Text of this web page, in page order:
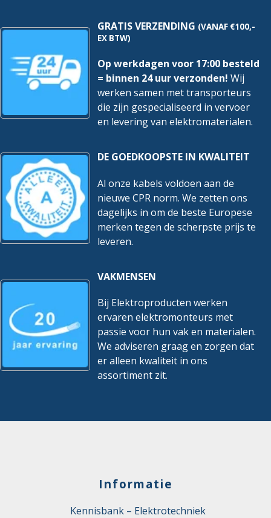
GRATIS VERZENDING (VANAF €100,-
EX BTW)
Op werkdagen voor 17:00 besteld
= binnen 24 uur verzonden! Wij
werken samen met transporteurs
die zijn gespecialiseerd in vervoer
en levering van elektromaterialen.
DE GOEDKOOPSTE IN KWALITEIT
Al onze kabels voldoen aan de
nieuwe CPR norm. We zetten ons
dagelijks in om de beste Europese
merken tegen de scherpste prijs te
leveren.
VAKMENSEN
Bij Elektroproducten werken
ervaren elektromonteurs met
passie voor hun vak en materialen.
We adviseren graag en zorgen dat
er alleen kwaliteit in ons
assortiment zit.
Informatie
Kennisbank – Elektrotechniek